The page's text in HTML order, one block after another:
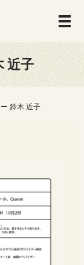
近子
鈴木 近子